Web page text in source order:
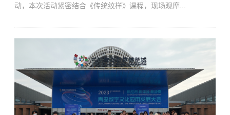
动，本次活动紧密结合《传统纹样》课程，现场观摩...